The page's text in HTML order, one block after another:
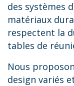
des systèmes
matériaux
respectent la
tables de
Nous
design variés